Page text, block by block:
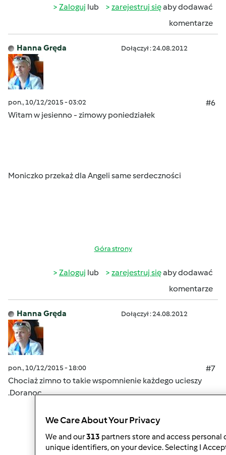
Zaloguj lub zarejestruj sięaby dodawać
komentarze
Hanna Gręda Dołączył : 24.08.2012
pon., 10/12/2015 - 03:02
#6
Witam w jesienno - zimowy poniedziałek
Moniczko przekaż dla Angeli same serdeczności
Góra strony
Zaloguj lub zarejestruj sięaby dodawać
komentarze
Hanna Gręda Dołączył : 24.08.2012
pon., 10/12/2015 - 18:00
#7
Chociaż zimno to takie wspomnienie każdego ucieszy
.Doranoc
Góra strony
We Care About Your Privacy
We and our313 partners store and access personal
unique identifiers, on your device. Selecting I